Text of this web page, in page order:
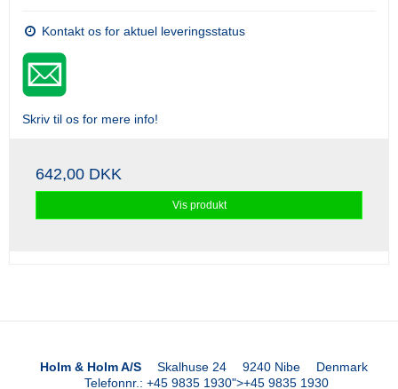
Kontakt os for aktuel leveringsstatus
Skriv til os for mere info!
642,00 DKK
Vis produkt
Holm & Holm A/S Skalhuse 24 9240 Nibe
Denmark
Telefonnr. : +45 9835 1930">+45 9835 1930